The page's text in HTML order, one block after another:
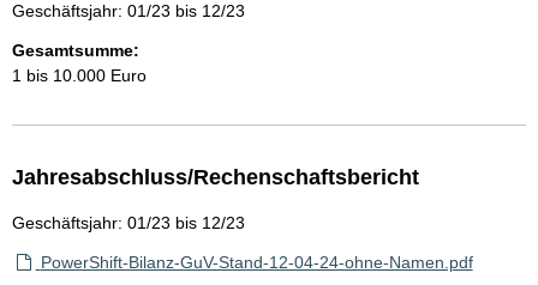
Geschäftsjahr: 01/23 bis 12/23
Gesamtsumme:
1 bis 10.000 Euro
Jahresabschluss/Rechenschaftsbericht
Geschäftsjahr: 01/23 bis 12/23
PowerShift-Bilanz-GuV-Stand-12-04-24-ohne-Namen.pdf